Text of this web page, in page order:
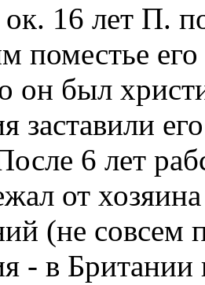
ок. 16 лет П.
поместье
он был
заставили
6 лет
от
(не совсем
- в